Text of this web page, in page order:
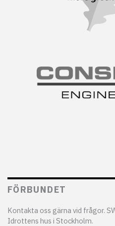
FÖRBUNDET
Kontakta oss gärna vid frågor.
Idrottens hus i Stockholm.